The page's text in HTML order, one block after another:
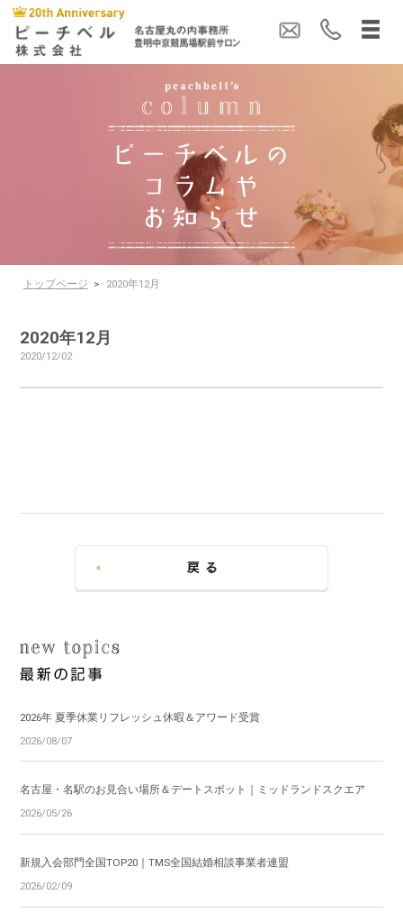
トップページ > 2020年12月
2020年12月
2020/12/02
2026年 夏季休業リフレッシュ休暇＆アワード受賞
2026/08/07
名古屋・名駅のお見合い場所＆デートスポット｜ミッドランドスクエア
2026/05/26
新規入会部門全国TOP20｜TMS全国結婚相談事業者連盟
2026/02/09